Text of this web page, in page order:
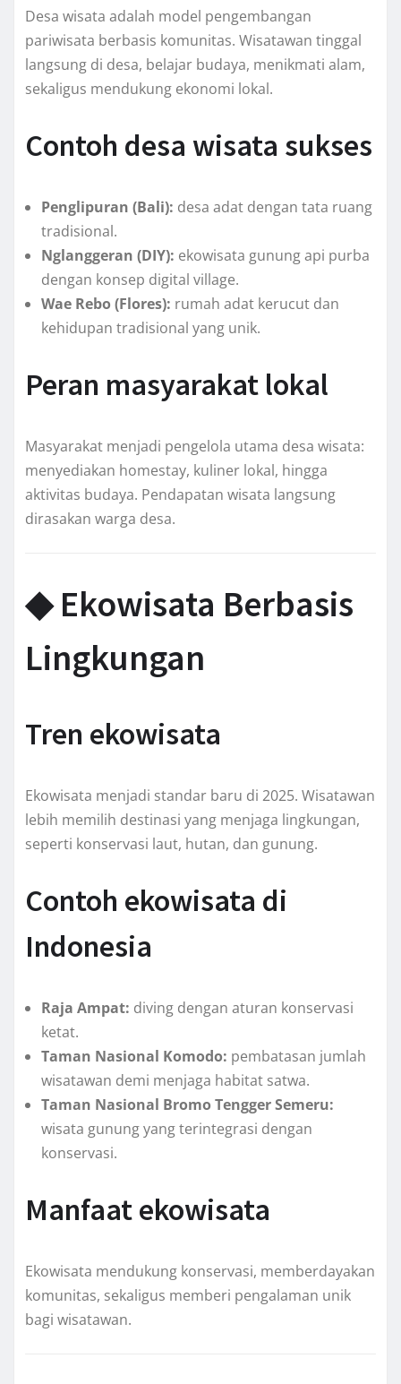
Desa wisata adalah model pengembangan
pariwisata berbasis komunitas. Wisatawan tinggal
langsung di desa, belajar budaya, menikmati alam,
sekaligus mendukung ekonomi lokal.
Contoh desa wisata sukses
Penglipuran (Bali): desa adat dengan tata ruang
tradisional.
Nglanggeran (DIY): ekowisata gunung api purba
dengan konsep digital village.
Wae Rebo (Flores): rumah adat kerucut dan
kehidupan tradisional yang unik.
Peran masyarakat lokal
Masyarakat menjadi pengelola utama desa wisata:
menyediakan homestay, kuliner lokal, hingga
aktivitas budaya. Pendapatan wisata langsung
dirasakan warga desa.
◆ Ekowisata Berbasis
Lingkungan
Tren ekowisata
Ekowisata menjadi standar baru di 2025. Wisatawan
lebih memilih destinasi yang menjaga lingkungan,
seperti konservasi laut, hutan, dan gunung.
Contoh ekowisata di
Indonesia
Raja Ampat: diving dengan aturan konservasi
ketat.
Taman Nasional Komodo: pembatasan jumlah
wisatawan demi menjaga habitat satwa.
Taman Nasional Bromo Tengger Semeru:
wisata gunung yang terintegrasi dengan
konservasi.
Manfaat ekowisata
Ekowisata mendukung konservasi, memberdayakan
komunitas, sekaligus memberi pengalaman unik
bagi wisatawan.